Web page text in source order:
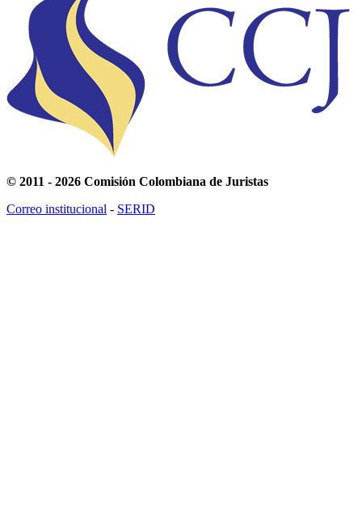
© 2011 - 2026 Comisión Colombiana de Juristas
Correo institucional - SERID